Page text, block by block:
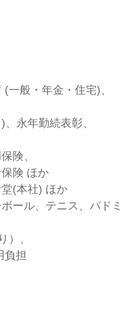
一般・年金・住宅)、
険、
堂(本社) ほか
ール、テニス、バドミ
）、